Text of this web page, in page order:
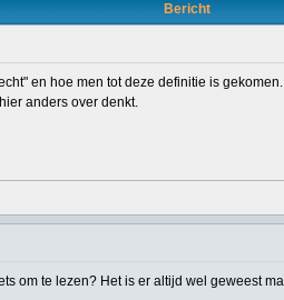
Bericht
en hoe men tot deze definitie is
anders over denkt.
om te lezen? Het is er altijd wel geweest